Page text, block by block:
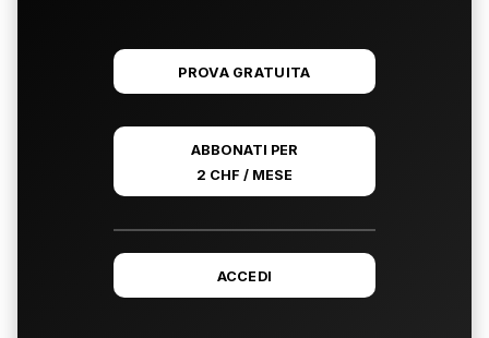
PROVA GRATUITA
ABBONATI PER
2 CHF / MESE
ACCEDI